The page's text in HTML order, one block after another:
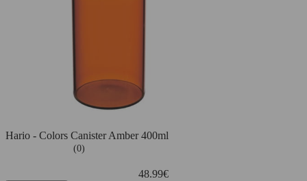
Hario - Colors Canister Amber 400ml
(0)
48.99€